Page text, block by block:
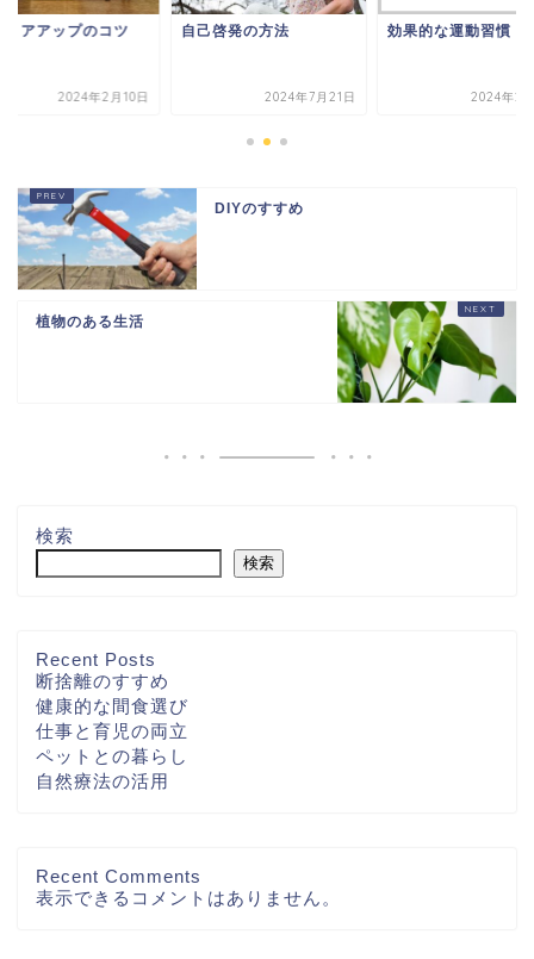
リアアップのコツ
2024年2月10日
自己啓発の方法
2024年7月21日
効果的な運動習慣
2024年2
DIYのすすめ
植物のある生活
検索
検索
Recent Posts
断捨離のすすめ
健康的な間食選び
仕事と育児の両立
ペットとの暮らし
自然療法の活用
Recent Comments
表示できるコメントはありません。